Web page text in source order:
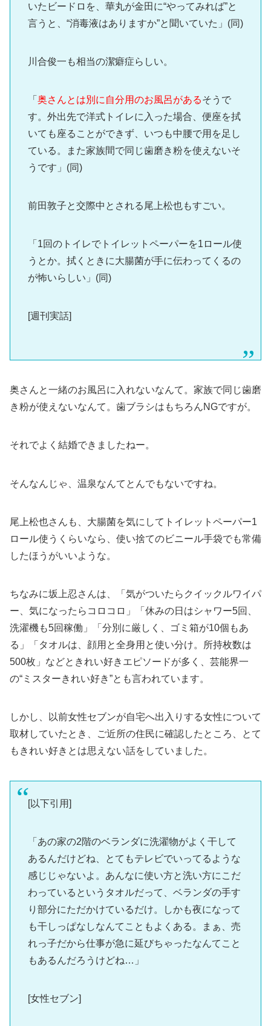
いたビードロを、華丸が金田に“やってみれば”と
言うと、“消毒液はありますか”と聞いていた」(同)
川合俊一も相当の潔癖症らしい。
「 奥さんとは別に自分用のお風呂があるそうで
す。外出先で洋式トイレに入った場合、便座を拭
いても座ることができず、いつも中腰で用を足し
ている。また家族間で同じ歯磨き粉を使えないそ
うです」(同)
前田敦子と交際中とされる尾上松也もすごい。
「1回のトイレでトイレットペーパーを1ロール使
うとか。拭くときに大腸菌が手に伝わってくるの
が怖いらしい」(同)
[週刊実話]
奥さんと一緒のお風呂に入れないなんて。家族で同じ歯磨
き粉が使えないなんて。歯ブラシはもちろんNGですが。
それでよく結婚できましたねー。
そんなんじゃ、温泉なんてとんでもないですね。
尾上松也さんも、大腸菌を気にしてトイレットペーパー1
ロール使うくらいなら、使い捨てのビニール手袋でも常備
したほうがいいような。
ちなみに坂上忍さんは、「気がついたらクイックルワイパ
ー、気になったらコロコロ」「休みの日はシャワー5回、
洗濯機も5回稼働」「分別に厳しく、ゴミ箱が10個もあ
る」「タオルは、顔用と全身用と使い分け。所持枚数は
500枚」などときれい好きエピソードが多く、芸能界一
の“ミスターきれい好き”とも言われています。
しかし、以前女性セブンが自宅へ出入りする女性について
取材していたとき、ご近所の住民に確認したところ、とて
もきれい好きとは思えない話をしていました。
[以下引用]
「あの家の2階のベランダに洗濯物がよく干して
あるんだけどね、とてもテレビでいってるような
感じじゃないよ。あんなに使い方と洗い方にこだ
わっているというタオルだって、ベランダの手す
り部分にただかけているだけ。しかも夜になって
も干しっぱなしなんてこともよくある。まぁ、売
れっ子だから仕事が急に延びちゃったなんてこと
もあるんだろうけどね…」
[女性セブン]